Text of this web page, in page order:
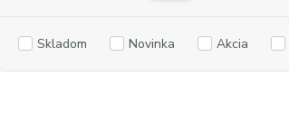
Skladom Novinka Akcia